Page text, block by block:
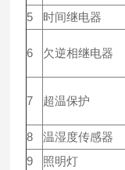
5
时间继电器
6 欠逆相继电器
7 超温保护
8 温湿度传感器
9
照明灯